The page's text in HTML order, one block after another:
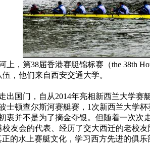
，第38届香港赛艇锦标赛（the 38th
，他们来自西安交通大学。
国门，自从2014年亮相新西兰大学赛
士顿查尔斯河赛艇赛，1次新西兰大学
并不是为了摘金夺银。但随着一次次
校友会的代表、经历了交大西迁的老校
水上赛艇文化，学习西方先进的俱